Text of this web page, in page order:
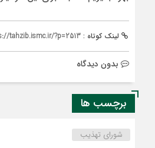
لینک کوتاه : tahzib.ismc.ir/?p=2513
بدون دیدگاه
برچسب ها
شورای تهذیب